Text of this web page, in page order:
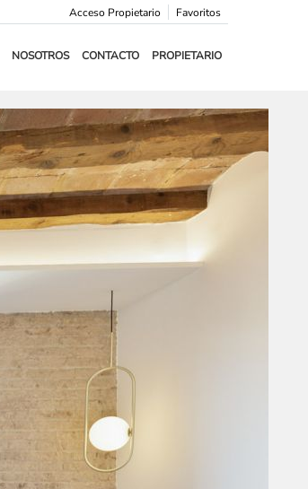
Favoritos
Acceso Propietario
NOSOTROS CONTACTO PROPIETARIO